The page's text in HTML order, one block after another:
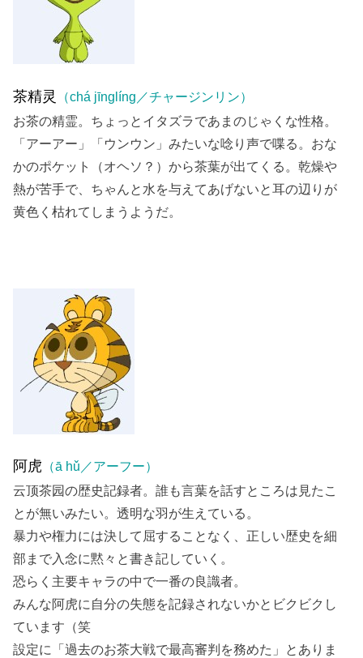
茶精灵
（chá jīnglíng／チャージンリン）
お茶の精霊。ちょっとイタズラであまのじゃくな性格。
「アーアー」「ウンウン」みたいな唸り声で喋る。おな
かのポケット（オヘソ？）から茶葉が出てくる。乾燥や
熱が苦手で、ちゃんと水を与えてあげないと耳の辺りが
黄色く枯れてしまうようだ。
阿虎 （ā hǔ／アーフー）
云顶茶园の歴史記録者。誰も言葉を話すところは見たこ
とが無いみたい。透明な羽が生えている。
暴力や権力には決して屈することなく、正しい歴史を細
部まで入念に黙々と書き記していく。
恐らく主要キャラの中で一番の良識者。
みんな阿虎に自分の失態を記録されないかとビクビクし
ています（笑
設定に「過去のお茶大戦で最高審判を務めた」とありま